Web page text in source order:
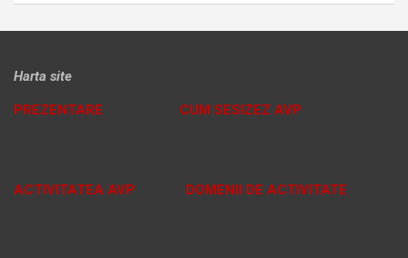
Harta site
PREZENTARE CUM SESIZEZ AVP
ACTIVITATEA AVP DOMENII DE ACTIVITATE